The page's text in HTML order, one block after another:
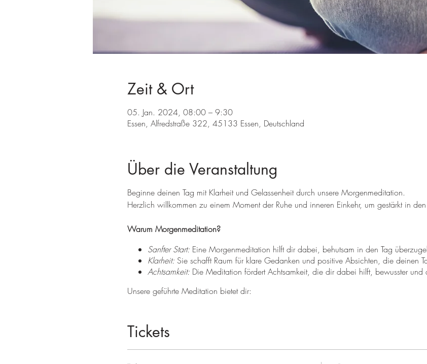
Zeit & Ort
05. Jan. 2024, 08:00 – 9:30
Essen, Alfredstraße 322, 45133 Essen, Deutschland
Über die Veranstaltung
Beginne deinen Tag mit Klarheit und Gelassenheit durch unsere Morgenmeditation.
Herzlich willkommen zu einem Moment der Ruhe und inneren Einkehr, um gestärkt in den
Warum Morgenmeditation?
Sanfter Start:Eine Morgenmeditation hilft dir dabei, behutsam in den Tag
Klarheit:Sie schafft Raum für klare Gedanken und positive Absichten, die deinen
Achtsamkeit:Die Meditation fördert Achtsamkeit, die dir dabei hilft, bewusster und
Unsere geführte Meditation bietet dir:
Positive Intention:
fokussieren.
Tickets